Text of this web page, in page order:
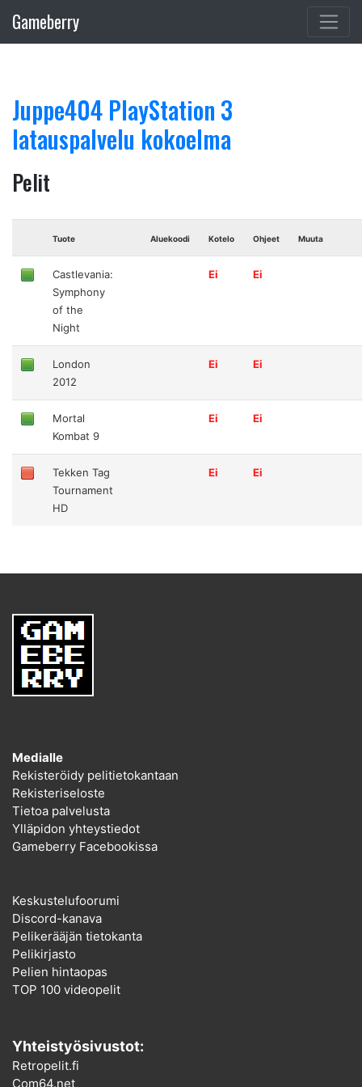
Gameberry
Juppe404 PlayStation 3
latauspalvelu kokoelma
Pelit
Tuote Aluekoodi Kotelo Ohjeet Muuta
Castlevania:
Symphony
of the
Night
Ei Ei
London
2012
Ei Ei
Mortal
Kombat 9
Ei Ei
Tekken Tag
Tournament
HD
Ei Ei
Medialle
Rekisteröidy pelitietokantaan
Rekisteriseloste
Tietoa palvelusta
Ylläpidon yhteystiedot
Gameberry Facebookissa
Keskustelufoorumi
Discord-kanava
Pelikerääjän tietokanta
Pelikirjasto
Pelien hintaopas
TOP 100 videopelit
Yhteistyösivustot:
Retropelit.fi
Com64.net